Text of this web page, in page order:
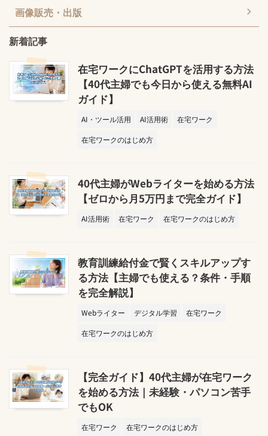
画像販売・出版
新着記事
在宅ワークにChatGPTを活用する方法
【40代主婦でも今日から使える無料AI
ガイド】
AI・ツール活用 AI活用術
在宅ワーク
在宅ワークのはじめ方
40代主婦がWebライターを始める方法
【ゼロから月5万円まで完全ガイド】
AI活用術 在宅ワーク 在宅ワークのはじめ方
教育訓練給付金で賢くスキルアップす
る方法【主婦でも使える？条件・手順
を完全解説】
Webライター デジタル学習
在宅ワーク
在宅ワークのはじめ方
【完全ガイド】40代主婦が在宅ワーク
を始める方法｜未経験・パソコン苦手
でもOK
在宅ワーク 在宅ワークのはじめ方